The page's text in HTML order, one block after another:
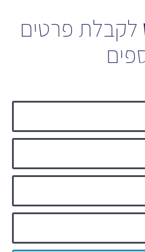
לקבלת פרטים